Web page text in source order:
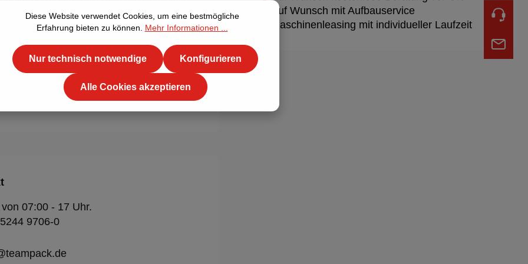
Verpackungsindustrie, insbesondere
von Paletten und schweren
Perfekt geeignet für den Transport
Lagerung von Baustoffen, Holz und
mittelschweren bis schweren
07:00 - 17 Uhr.
9706-0
Auf Wunsch mit Aufbauservice
Maschinenleasing mit individueller Laufzeit
Diese Website verwendet Cookies, um eine bestmögliche
Erfahrung bieten zu können. Mehr Informationen ...
Nur technisch notwendige Konfigurieren
Alle Cookies akzeptieren